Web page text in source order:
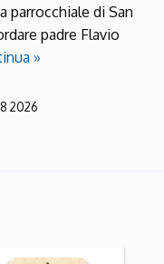
parrocchiale di San
padre Flavio
»
2026